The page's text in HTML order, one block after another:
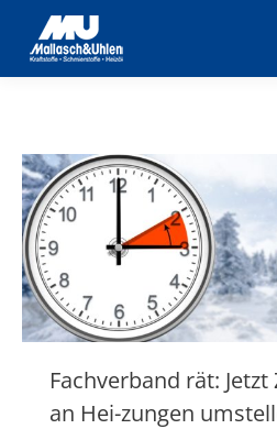
Fachverband rät:
an Hei-zungen